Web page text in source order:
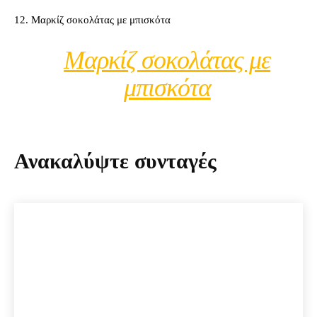
12. Μαρκίζ σοκολάτας με μπισκότα
Μαρκίζ σοκολάτας με
μπισκότα
Ανακαλύψτε συνταγές